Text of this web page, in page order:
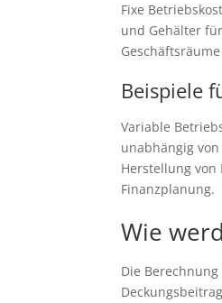
Fixe
und Gehälter
Beispiele
Variable
unabhängig
Herstellung
Finanzplanung.
Wie
Die